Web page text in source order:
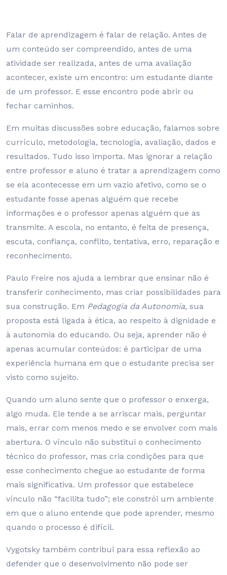
Falar de aprendizagem é falar de relação. Antes de
um conteúdo ser compreendido, antes de uma
atividade ser realizada, antes de uma avaliação
acontecer, existe um encontro: um estudante diante
de um professor. E esse encontro pode abrir ou
fechar caminhos.
Em muitas discussões sobre educação, falamos sobre
currículo, metodologia, tecnologia, avaliação, dados e
resultados. Tudo isso importa. Mas ignorar a relação
entre professor e aluno é tratar a aprendizagem como
se ela acontecesse em um vazio afetivo, como se o
estudante fosse apenas alguém que recebe
informações e o professor apenas alguém que as
transmite. A escola, no entanto, é feita de presença,
escuta, confiança, conflito, tentativa, erro, reparação e
reconhecimento.
Paulo Freire nos ajuda a lembrar que ensinar não é
transferir conhecimento, mas criar possibilidades para
sua construção. Em Pedagogia da Autonomia, sua
proposta está ligada à ética, ao respeito à dignidade e
à autonomia do educando. Ou seja, aprender não é
apenas acumular conteúdos: é participar de uma
experiência humana em que o estudante precisa ser
visto como sujeito.
Quando um aluno sente que o professor o enxerga,
algo muda. Ele tende a se arriscar mais, perguntar
mais, errar com menos medo e se envolver com mais
abertura. O vínculo não substitui o conhecimento
técnico do professor, mas cria condições para que
esse conhecimento chegue ao estudante de forma
mais significativa. Um professor que estabelece
vínculo não “facilita tudo”; ele constrói um ambiente
em que o aluno entende que pode aprender, mesmo
quando o processo é difícil.
Vygotsky também contribui para essa reflexão ao
defender que o desenvolvimento não pode ser